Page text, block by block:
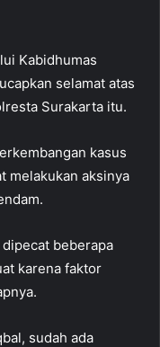
Kabidhumas
selamat atas
Surakarta itu.
kasus
melakukan aksinya
dipecat beberapa
karena faktor
sudah ada